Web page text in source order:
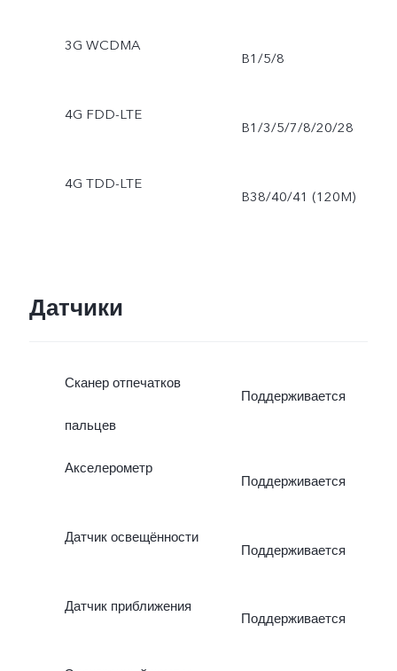
3G WCDMA
B1/5/8
4G FDD-LTE
B1/3/5/7/8/20/28
4G TDD-LTE
B38/40/41 (120M)
Датчики
Сканер отпечатков
пальцев
Поддерживается
Акселерометр
Поддерживается
Датчик освещённости
Поддерживается
Датчик приближения
Поддерживается